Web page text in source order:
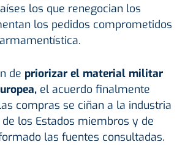
los que renegocian los
los pedidos comprometidos
de priorizar el material militar
el acuerdo finalmente
compras se ciñan a la industria
los Estados miembros y de
las fuentes consultadas.